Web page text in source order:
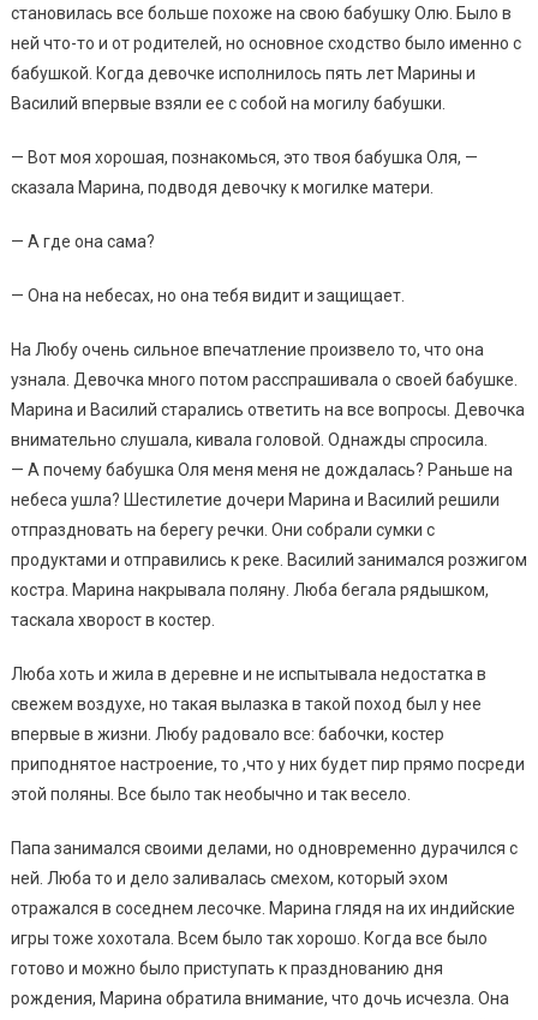
становилась все больше похоже на свою бабушку Олю. Было в
ней что-то и от родителей, но основное сходство было именно с
бабушкой. Когда девочке исполнилось пять лет Марины и
Василий впервые взяли ее с собой на могилу бабушки.
— Вот моя хорошая, познакомься, это твоя бабушка Оля, —
сказала Марина, подводя девочку к могилке матери.
— А где она сама?
— Она на небесах, но она тебя видит и защищает.
На Любу очень сильное впечатление произвело то, что она
узнала. Девочка много потом расспрашивала о своей бабушке.
Марина и Василий старались ответить на все вопросы. Девочка
внимательно слушала, кивала головой. Однажды спросила.
— А почему бабушка Оля меня меня не дождалась? Раньше на
небеса ушла? Шестилетие дочери Марина и Василий решили
отпраздновать на берегу речки. Они собрали сумки с
продуктами и отправились к реке. Василий занимался розжигом
костра. Марина накрывала поляну. Люба бегала рядышком,
таскала хворост в костер.
Люба хоть и жила в деревне и не испытывала недостатка в
свежем воздухе, но такая вылазка в такой поход был у нее
впервые в жизни. Любу радовало все: бабочки, костер
приподнятое настроение, то ,что у них будет пир прямо посреди
этой поляны. Все было так необычно и так весело.
Папа занимался своими делами, но одновременно дурачился с
ней. Люба то и дело заливалась смехом, который эхом
отражался в соседнем лесочке. Марина глядя на их индийские
игры тоже хохотала. Всем было так хорошо. Когда все было
готово и можно было приступать к празднованию дня
рождения, Марина обратила внимание, что дочь исчезла. Она